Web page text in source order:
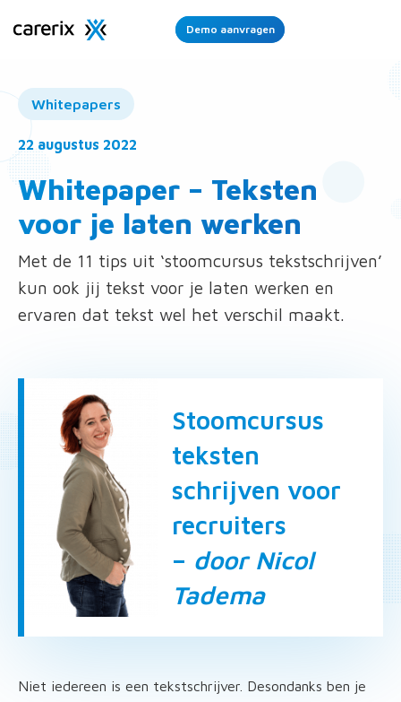
Demo aanvragen
Whitepapers
22 augustus 2022
Whitepaper – Teksten
voor je laten werken
Met de 11 tips uit ‘stoomcursus tekstschrijven’
kun ook jij tekst voor je laten werken en
ervaren dat tekst wel het verschil maakt.
Stoomcursus
teksten
schrijven voor
recruiters
– door Nicol
Tadema
Niet iedereen is een tekstschrijver. Desondanks ben je